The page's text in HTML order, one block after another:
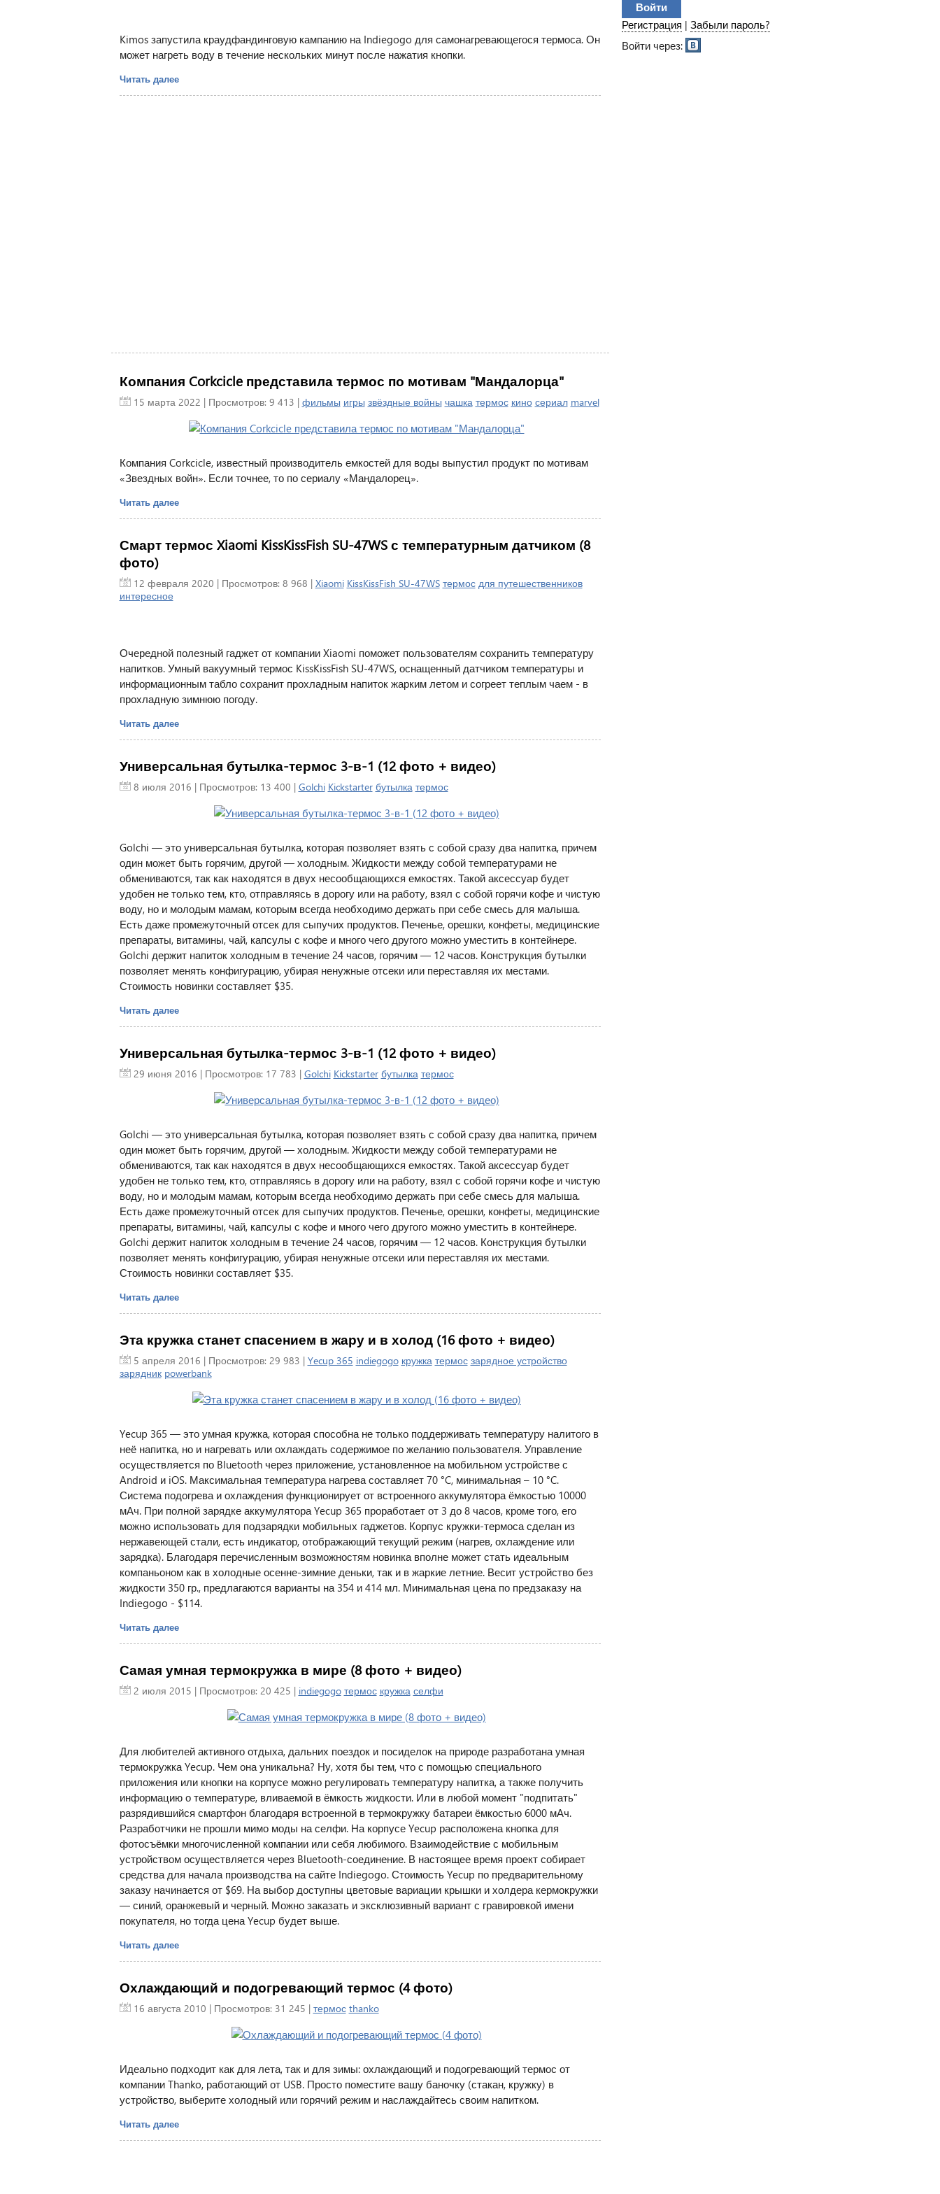
Kimos запустила краудфандинговую кампанию на Indiegogo для самонагревающегося термоса. Он
может нагреть воду в течение нескольких минут после нажатия кнопки.
Читать далее
Компания Corkcicle представила термос по мотивам "Мандалорца"
15 марта 2022 | Просмотров: 9 413 | фильмы игры звёздные войны чашка термос кино сериал marvel
Компания Corkcicle, известный производитель емкостей для воды выпустил продукт по мотивам
«Звездных войн». Если точнее, то по сериалу «Мандалорец».
Читать далее
Смарт термос Xiaomi KissKissFish SU-47WS с температурным датчиком (8
фото)
12 февраля 2020 | Просмотров: 8 968 | Xiaomi KissKissFish SU-47WS термос для путешественников
интересное
Очередной полезный гаджет от компании Xiaomi поможет пользователям сохранить температуру
напитков. Умный вакуумный термос KissKissFish SU-47WS, оснащенный датчиком температуры и
информационным табло сохранит прохладным напиток жарким летом и согреет теплым чаем - в
прохладную зимнюю погоду.
Читать далее
Универсальная бутылка-термос 3-в-1 (12 фото + видео)
8 июля 2016 | Просмотров: 13 400 | Golchi Kickstarter бутылка термос
Golchi — это универсальная бутылка, которая позволяет взять с собой сразу два напитка, причем
один может быть горячим, другой — холодным. Жидкости между собой температурами не
обмениваются, так как находятся в двух несообщающихся емкостях. Такой аксессуар будет
удобен не только тем, кто, отправляясь в дорогу или на работу, взял с собой горячи кофе и чистую
воду, но и молодым мамам, которым всегда необходимо держать при себе смесь для малыша.
Есть даже промежуточный отсек для сыпучих продуктов. Печенье, орешки, конфеты, медицинские
препараты, витамины, чай, капсулы с кофе и много чего другого можно уместить в контейнере.
Golchi держит напиток холодным в течение 24 часов, горячим — 12 часов. Конструкция бутылки
позволяет менять конфигурацию, убирая ненужные отсеки или переставляя их местами.
Стоимость новинки составляет $35.
Читать далее
Универсальная бутылка-термос 3-в-1 (12 фото + видео)
29 июня 2016 | Просмотров: 17 783 | Golchi Kickstarter бутылка термос
Golchi — это универсальная бутылка, которая позволяет взять с собой сразу два напитка, причем
один может быть горячим, другой — холодным. Жидкости между собой температурами не
обмениваются, так как находятся в двух несообщающихся емкостях. Такой аксессуар будет
удобен не только тем, кто, отправляясь в дорогу или на работу, взял с собой горячи кофе и чистую
воду, но и молодым мамам, которым всегда необходимо держать при себе смесь для малыша.
Есть даже промежуточный отсек для сыпучих продуктов. Печенье, орешки, конфеты, медицинские
препараты, витамины, чай, капсулы с кофе и много чего другого можно уместить в контейнере.
Golchi держит напиток холодным в течение 24 часов, горячим — 12 часов. Конструкция бутылки
позволяет менять конфигурацию, убирая ненужные отсеки или переставляя их местами.
Стоимость новинки составляет $35.
Читать далее
Эта кружка станет спасением в жару и в холод (16 фото + видео)
5 апреля 2016 | Просмотров: 29 983 | Yecup 365 indiegogo кружка термос зарядное устройство
зарядник powerbank
Yecup 365 — это умная кружка, которая способна не только поддерживать температуру налитого в
неё напитка, но и нагревать или охлаждать содержимое по желанию пользователя. Управление
осуществляется по Bluetooth через приложение, установленное на мобильном устройстве с
Android и iOS. Максимальная температура нагрева составляет 70 °C, минимальная – 10 °C.
Система подогрева и охлаждения функционирует от встроенного аккумулятора ёмкостью 10000
мАч. При полной зарядке аккумулятора Yecup 365 проработает от 3 до 8 часов, кроме того, его
можно использовать для подзарядки мобильных гаджетов. Корпус кружки-термоса сделан из
нержавеющей стали, есть индикатор, отображающий текущий режим (нагрев, охлаждение или
зарядка). Благодаря перечисленным возможностям новинка вполне может стать идеальным
компаньоном как в холодные осенне-зимние деньки, так и в жаркие летние. Весит устройство без
жидкости 350 гр., предлагаются варианты на 354 и 414 мл. Минимальная цена по предзаказу на
Indiegogo - $114.
Читать далее
Самая умная термокружка в мире (8 фото + видео)
2 июля 2015 | Просмотров: 20 425 | indiegogo термос кружка селфи
Для любителей активного отдыха, дальних поездок и посиделок на природе разработана умная
термокружка Yecup. Чем она уникальна? Ну, хотя бы тем, что с помощью специального
приложения или кнопки на корпусе можно регулировать температуру напитка, а также получить
информацию о температуре, вливаемой в ёмкость жидкости. Или в любой момент "подпитать"
разрядившийся смартфон благодаря встроенной в термокружку батареи ёмкостью 6000 мАч.
Разработчики не прошли мимо моды на селфи. На корпусе Yecup расположена кнопка для
фотосъёмки многочисленной компании или себя любимого. Взаимодействие с мобильным
устройством осуществляется через Bluetooth-соединение. В настоящее время проект собирает
средства для начала производства на сайте Indiegogo. Стоимость Yecup по предварительному
заказу начинается от $69. На выбор доступны цветовые вариации крышки и холдера кермокружки
— синий, оранжевый и черный. Можно заказать и эксклюзивный вариант с гравировкой имени
покупателя, но тогда цена Yecup будет выше.
Читать далее
Охлаждающий и подогревающий термос (4 фото)
16 августа 2010 | Просмотров: 31 245 | термос thanko
Идеально подходит как для лета, так и для зимы: охлаждающий и подогревающий термос от
компании Thanko, работающий от USB. Просто поместите вашу баночку (стакан, кружку) в
устройство, выберите холодный или горячий режим и наслаждайтесь своим напитком.
Читать далее
Регистрация | Забыли пароль?
Войти через: